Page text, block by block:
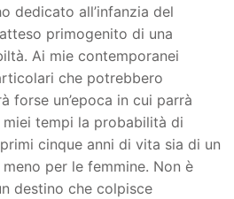
dedicato all’infanzia del
primogenito di una
Ai mie contemporanei
che potrebbero
forse un’epoca in cui parrà
tempi la probabilità di
cinque anni di vita sia di un
per le femmine. Non è
destino che colpisce